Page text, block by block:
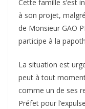
Cette famille s’est
à son projet,
de Monsieur GAO
participe à la
La situation est
peut à tout
comme un de ses
Préfet pour